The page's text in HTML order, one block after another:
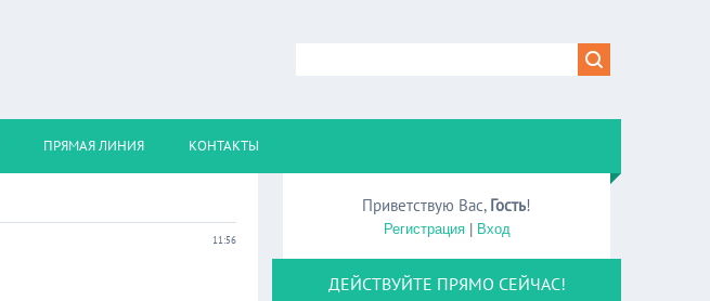
ПРЯМАЯ ЛИНИЯ КОНТАКТЫ
11:56
Приветствую Вас, Гость!
Регистрация| Вход
ДЕЙСТВУЙТЕ ПРЯМО СЕЙЧАС!